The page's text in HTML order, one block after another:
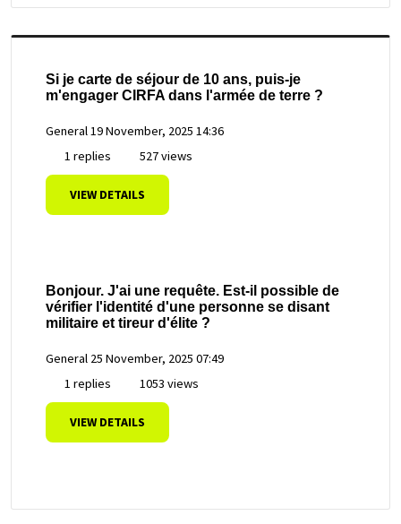
Si je carte de séjour de 10 ans, puis-je
m'engager CIRFA dans l'armée de terre ?
General19 November, 2025 14:36
1 replies
527 views
VIEW DETAILS
Bonjour. J'ai une requête. Est-il possible de
vérifier l'identité d'une personne se disant
militaire et tireur d'élite ?
General 25 November, 2025 07:49
1 replies
1053 views
VIEW DETAILS